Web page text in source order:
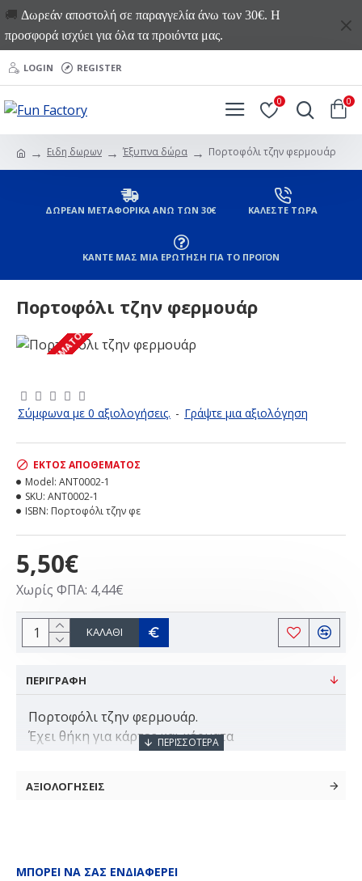
🚚 Δωρεάν αποστολή σε παραγγελία άνω των 30€. Η
προσφορά ισχύει για όλα τα προιόντα μας.
LOGIN REGISTER
0 0
Ειδη δωρων Έξυπνα δώρα Πορτοφόλι τζην φερμουάρ
ΔΩΡΕΑΝ ΜΕΤΑΦΟΡΙΚΑ ΑΝΩ ΤΩΝ 30€ ΚΑΛΕΣΤΕ ΤΩΡΑ
ΚΑΝΤΕ ΜΑΣ ΜΙΑ ΕΡΩΤΗΣΗ ΓΙΑ ΤΟ ΠΡΟΪΟΝ
Πορτοφόλι τζην φερμουάρ
ΕΚΤΌΣ ΑΠΟΘΈΜΑΤΟΣ
Σύμφωνα με 0 αξιολογήσεις. - Γράψτε μια αξιολόγηση
5,50€
Χωρίς ΦΠΑ: 4,44€
ΕΚΤΌΣ ΑΠΟΘΈΜΑΤΟΣ
Model: ANT0002-1
SKU: ANT0002-1
ISBN: Πορτοφόλι τζην φε
ΚΑΛΆΘΙ
ΠΕΡΙΓΡΑΦΗ
Πορτοφόλι τζην φερμουάρ.
Έχει θήκη για κάρτες και κέρματα
ΑΞΙΟΛΟΓΗΣΕΙΣ
ΜΠΟΡΕΊ ΝΑ ΣΑΣ ΕΝΔΙΑΦΈΡΕΙ